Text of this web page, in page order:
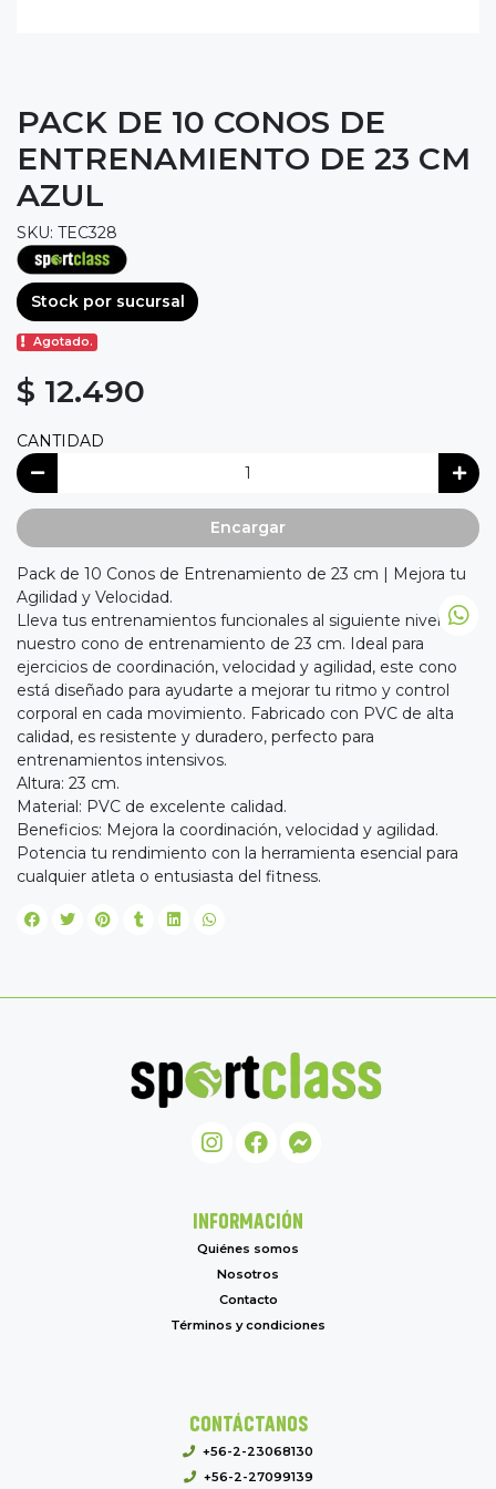
PACK DE 10 CONOS DE
ENTRENAMIENTO DE 23 CM
AZUL
SKU: TEC328
Stock por sucursal
Agotado.
$ 12.490
CANTIDAD
Encargar
Pack de 10 Conos de Entrenamiento de 23 cm | Mejora tu
Agilidad y Velocidad.
Lleva tus entrenamientos funcionales al siguiente nivel con
nuestro cono de entrenamiento de 23 cm. Ideal para
ejercicios de coordinación, velocidad y agilidad, este cono
está diseñado para ayudarte a mejorar tu ritmo y control
corporal en cada movimiento. Fabricado con PVC de alta
calidad, es resistente y duradero, perfecto para
entrenamientos intensivos.
Altura: 23 cm.
Material: PVC de excelente calidad.
Beneficios: Mejora la coordinación, velocidad y agilidad.
Potencia tu rendimiento con la herramienta esencial para
cualquier atleta o entusiasta del fitness.
INFORMACIÓN
Quiénes somos
Nosotros
Contacto
Términos y condiciones
CONTÁCTANOS
+56-2-23068130
+56-2-27099139